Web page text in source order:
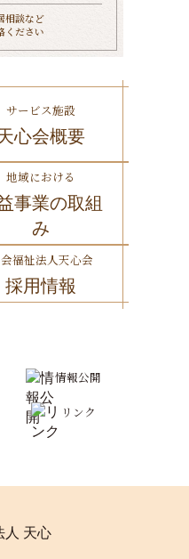
相談など
ください
サービス施設
心会概要
地域における
事業の取組
み
福祉法人天心会
採用情報
情報公開
リンク